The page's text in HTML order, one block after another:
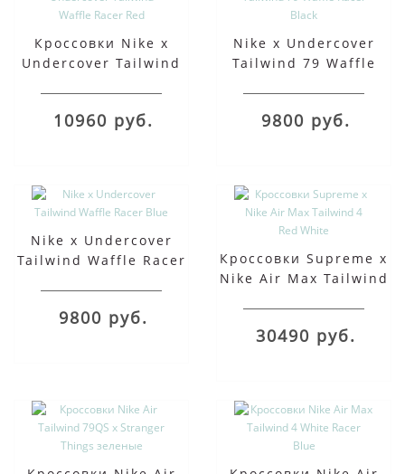
Кроссовки Nike x
Undercover Tailwind
10960 руб.
Nike x Undercover
Tailwind 79 Waffle
9800 руб.
Nike x Undercover
Tailwind Waffle Racer
9800 руб.
Кроссовки Supreme x
Nike Air Max Tailwind
30490 руб.